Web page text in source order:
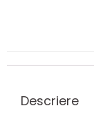
Descriere